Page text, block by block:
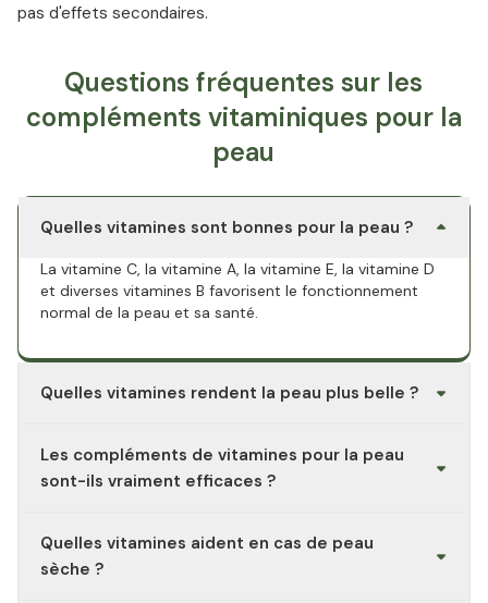
pas d'effets secondaires.
Questions fréquentes sur les
compléments vitaminiques pour la
peau
Quelles vitamines sont bonnes pour la peau ?
La vitamine C, la vitamine A, la vitamine E, la vitamine D
et diverses vitamines B favorisent le fonctionnement
normal de la peau et sa santé.
Quelles vitamines rendent la peau plus belle ?
que les vitamines A et E contribuent au maintien d'une
peau saine.
Les compléments de vitamines pour la peau
sont-ils vraiment efficaces ?
nutriments. En l'absence de carence, les effets sont
souvent moindres.
Quelles vitamines aident en cas de peau
sèche ?